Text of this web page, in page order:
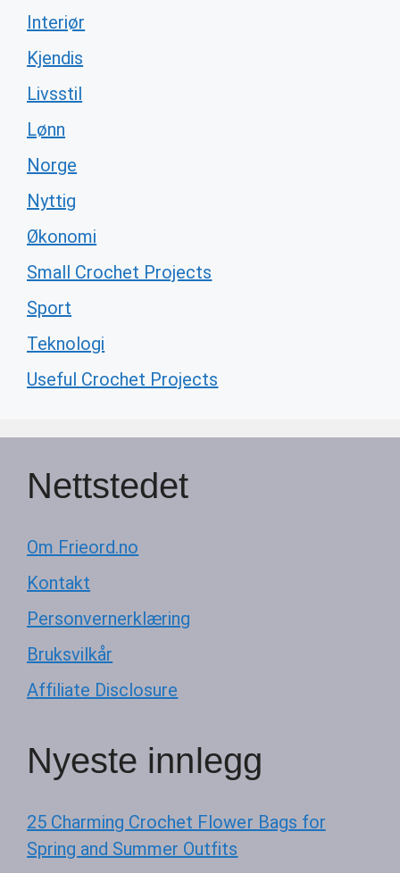
Interiør
Kjendis
Livsstil
Lønn
Norge
Nyttig
Økonomi
Small Crochet Projects
Sport
Teknologi
Useful Crochet Projects
Nettstedet
Om Frieord.no
Kontakt
Personvernerklæring
Bruksvilkår
Affiliate Disclosure
Nyeste innlegg
25 Charming Crochet Flower Bags for
Spring and Summer Outfits